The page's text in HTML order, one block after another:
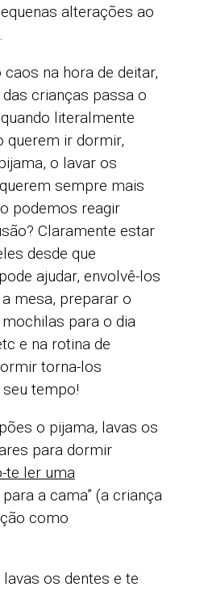
alterações ao
na hora de deitar,
crianças passa o
literalmente
querem ir dormir,
o lavar os
sempre mais
podemos reagir
Claramente estar
desde que
ajudar, envolvê-los
mesa, preparar o
para o dia
e na rotina de
torna-los
tempo!
o pijama, lavas os
para dormir
te ler uma
a cama” (a criança
como
os dentes e te